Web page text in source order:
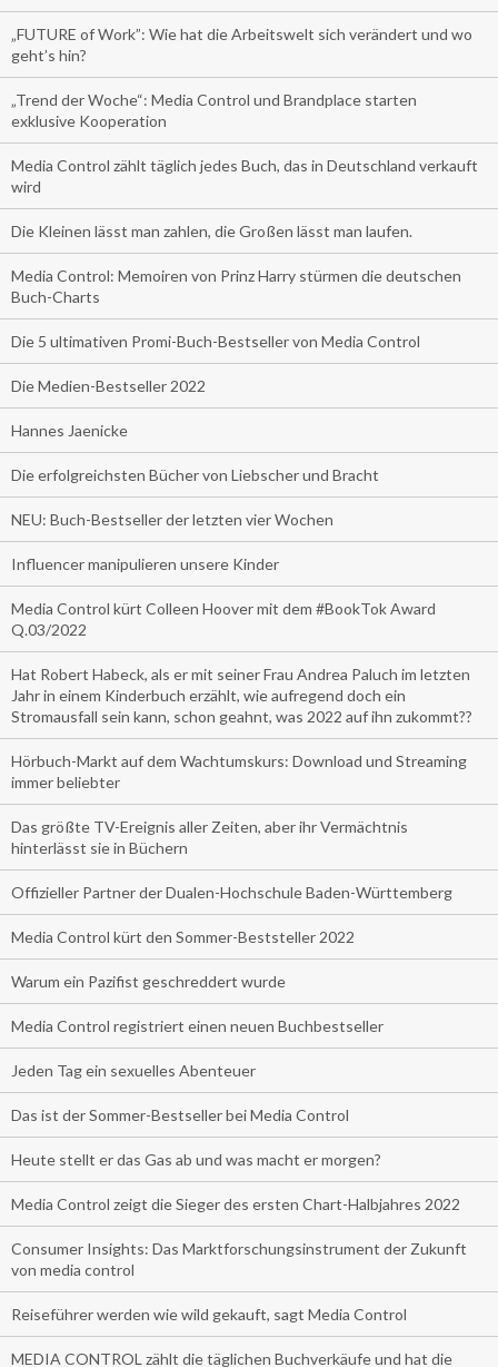
„FUTURE of Work”: Wie hat die Arbeitswelt sich verändert und wo
geht’s hin?
„Trend der Woche“: Media Control und Brandplace starten
exklusive Kooperation
Media Control zählt täglich jedes Buch, das in Deutschland verkauft
wird
Die Kleinen lässt man zahlen, die Großen lässt man laufen.
Media Control: Memoiren von Prinz Harry stürmen die deutschen
Buch-Charts
Die 5 ultimativen Promi-Buch-Bestseller von Media Control
Die Medien-Bestseller 2022
Hannes Jaenicke
Die erfolgreichsten Bücher von Liebscher und Bracht
NEU: Buch-Bestseller der letzten vier Wochen
Influencer manipulieren unsere Kinder
Media Control kürt Colleen Hoover mit dem #BookTok Award
Q.03/2022
Hat Robert Habeck, als er mit seiner Frau Andrea Paluch im letzten
Jahr in einem Kinderbuch erzählt, wie aufregend doch ein
Stromausfall sein kann, schon geahnt, was 2022 auf ihn zukommt??
Hörbuch-Markt auf dem Wachtumskurs: Download und Streaming
immer beliebter
Das größte TV-Ereignis aller Zeiten, aber ihr Vermächtnis
hinterlässt sie in Büchern
Offizieller Partner der Dualen-Hochschule Baden-Württemberg
Media Control kürt den Sommer-Beststeller 2022
Warum ein Pazifist geschreddert wurde
Media Control registriert einen neuen Buchbestseller
Jeden Tag ein sexuelles Abenteuer
Das ist der Sommer-Bestseller bei Media Control
Heute stellt er das Gas ab und was macht er morgen?
Media Control zeigt die Sieger des ersten Chart-Halbjahres 2022
Consumer Insights: Das Marktforschungsinstrument der Zukunft
von media control
Reiseführer werden wie wild gekauft, sagt Media Control
MEDIA CONTROL zählt die täglichen Buchverkäufe und hat die